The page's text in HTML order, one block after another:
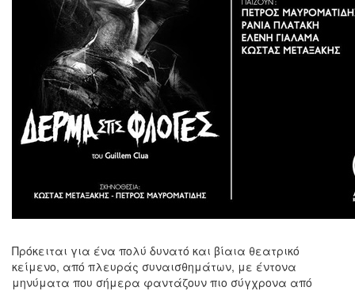
Πρόκειται για ένα πολύ δυνατό και βίαια θεατρικό
κείμενο, από πλευράς συναισθημάτων, με έντονα
μηνύματα που σήμερα φαντάζουν πιο σύγχρονα από